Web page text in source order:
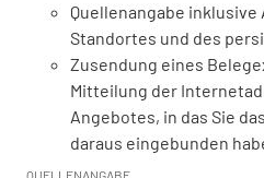
Quellenangabe inklusive
Standortes und des
Zusendung eines
Mitteilung der
Angebotes, in das Sie
daraus eingebunden